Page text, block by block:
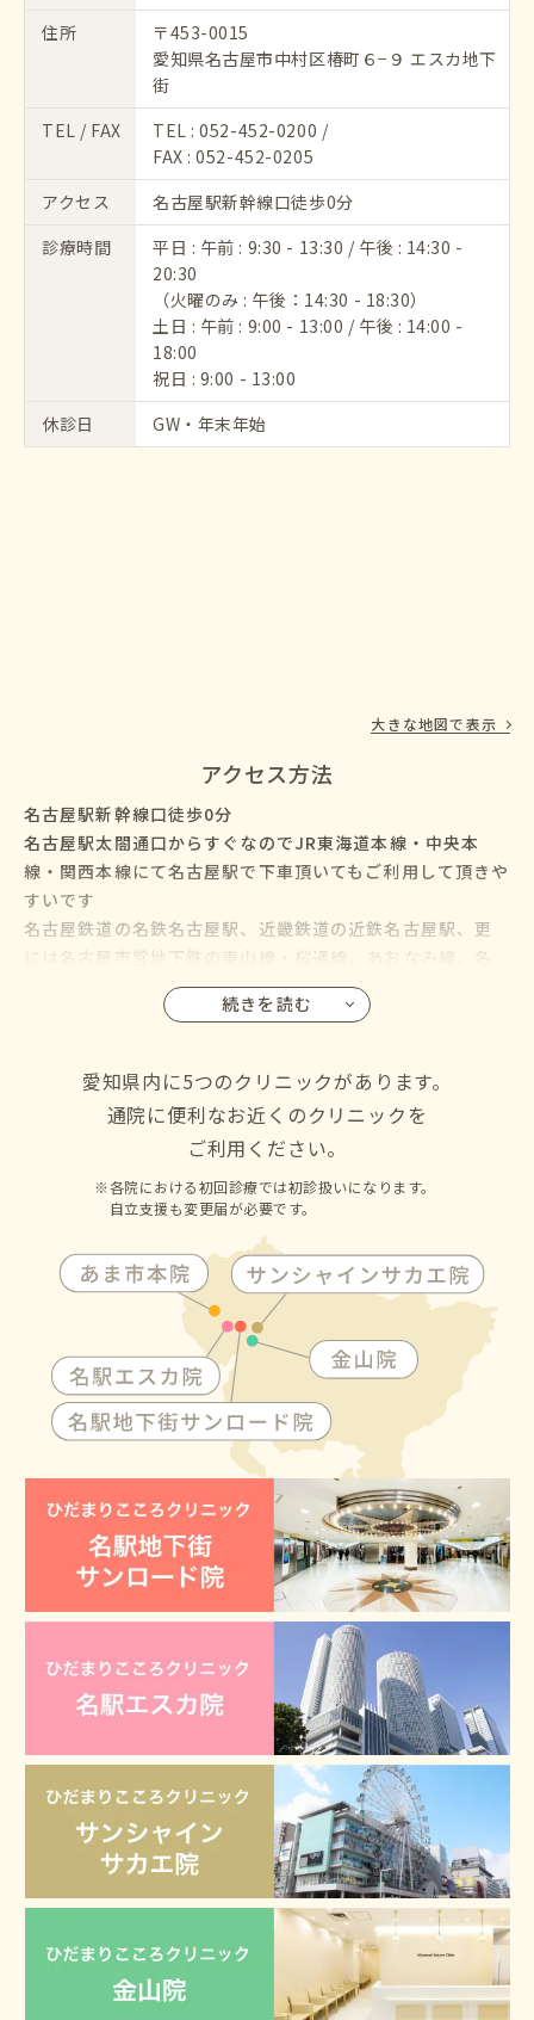
住所
〒453-0015
愛知県名古屋市中村区椿町６−９ エスカ地下
街
TEL / FAX
TEL :052-452-0200 /
FAX : 052-452-0205
アクセス
名古屋駅新幹線口徒歩0分
診療時間
平日 : 午前 : 9:30 - 13:30 / 午後 : 14:30 -
20:30
（火曜のみ : 午後：14:30 - 18:30）
土日 : 午前 : 9:00 - 13:00 / 午後 : 14:00 -
18:00
祝日 : 9:00 - 13:00
休診日
GW・年末年始
大きな地図で表示
アクセス方法
名古屋駅新幹線口徒歩0分
名古屋駅太閤通口からすぐなのでJR東海道本線・中央本
線・関西本線にて名古屋駅で下車頂いてもご利用して頂きや
すいです
名古屋鉄道の名鉄名古屋駅、近畿鉄道の近鉄名古屋駅、更
には名古屋市営地下鉄の東山線・桜通線、あおなみ線、名
鉄バス・名古屋市営バスも名古屋駅に乗り入れているので、
名古屋市の千種区・東区・北区・西区・中村区・中区・昭
区・名東区・天白区にお住いの方からも通院して頂けます
続きを読む
愛知県内に5つのクリニックがあります。
通院に便利なお近くのクリニックを
ご利用ください。
各院における初回診療では初診扱いになります。
自立支援も変更届が必要です。